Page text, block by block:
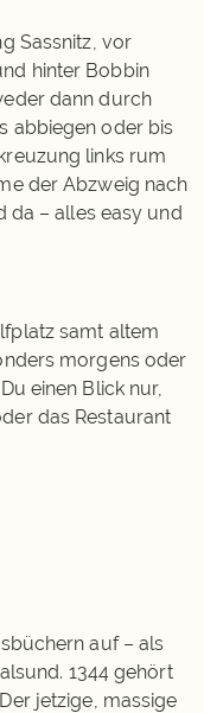
Sassnitz, vor
hinter Bobbin
dann durch
abbiegen oder bis
links rum
der Abzweig nach
da – alles easy und
samt altem
morgens oder
einen Blick nur,
das Restaurant
auf – als
1344 gehört
jetzige, massige